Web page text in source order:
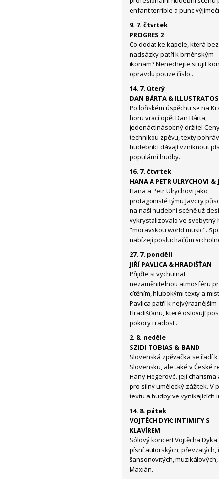
enfant terrible a punc
9. 7. čtvrtek
PROGRES 2
Co dodat ke kapele, která bez
nadsázky patří k brněnským
ikonám? Nenechejte si ujít
opravdu pouze číslo...
14. 7. úterý
DAN BÁRTA &
Po loňském úspěchu se na
horu vrací opět Dan Bárta,
jedenáctinásobný držitel
technikou zpěvu, texty
hudebníci dávají vzniknout
populární hudby.
16. 7. čtvrtek
HANA A PETR ULRYCHOVI &
Hana a Petr Ulrychovi jako
protagonisté týmu Javory
na naší hudební scéně už
vykrystalizovalo ve svébytný
"moravskou world music".
nabízejí posluchačům
27. 7. pondělí
JIŘÍ PAVLICA & HRADIŠŤAN
Přijďte si vychutnat
nezaměnitelnou atmosféru
cítěním, hlubokými texty a
Pavlica patří k
Hradišťanu, které oslovují
pokory i radosti.
2. 8. neděle
SZIDI TOBIAS & BAND
Slovenská zpěvačka se řadí
Slovensku, ale také v České
Hany Hegerové. Její
pro silný umělecký zážitek. V
textu a hudby ve vynikajících
14. 8. pátek
VOJTĚCH DYK: INTIMITY S
KLAVÍREM
Sólový koncert Vojtěcha
písní autorských, převzatých,
šansonovitých,
Maxián.